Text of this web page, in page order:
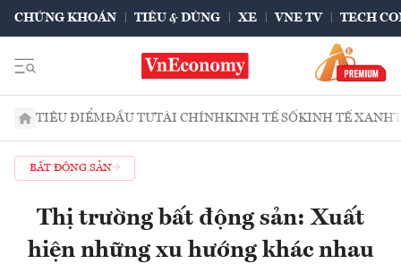
CHỨNG KHOÁN TIÊU & DÙNG XE VNE TV TECH
TIÊU ĐIỂMĐẦU TƯTÀI CHÍNHKINH TẾ SỐKINH TẾ XANH
BẤT ĐỘNG SẢN
Thị trường bất động sản: Xuất
hiện những xu hướng khác nhau